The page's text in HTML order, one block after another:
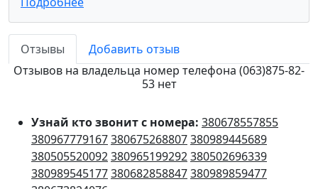
Отзывы
Добавить отзыв
Отзывов на владельца номер телефона (063)875-82-
53 нет
Узнай кто звонит с номера: 380678557855
380967779167380675268807380989445689
380505520092380965199292380502696339
380989545177380682858847380989859477